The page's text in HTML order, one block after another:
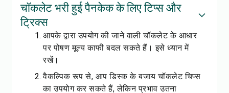
चॉकलेट भरी हुई पैनकेक के लिए टिप्स और
ट्रिक्स
आपके द्वारा उपयोग की जाने वाली चॉकलेट के आधार
पर पोषण मूल्य काफी बदल सकते हैं। इसे ध्यान में
रखें।
वैकल्पिक रूप से, आप डिस्क के बजाय चॉकलेट चिप्स
का उपयोग कर सकते हैं, लेकिन प्रभाव उतना